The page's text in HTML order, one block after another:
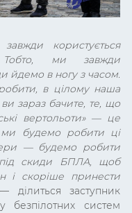
користується
Тобто, ми завжди
йдемо в ногу з часом.
в цілому наша
зараз бачите, те, що
вертольоти» — це
ми будемо робити ці
— будемо робити
скиди БПЛА, щоб
і скоріше принести
ділиться заступник
систем